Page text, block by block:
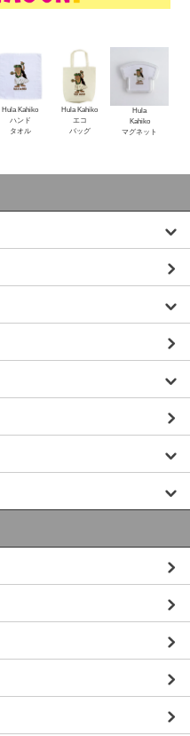
Hula Kahiko
ハンド
タオル
Hula Kahiko
エコ
バッグ
Hula
Kahiko
マグネット